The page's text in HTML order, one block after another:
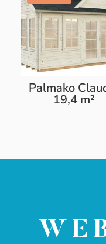
Palmako
19,4 m²